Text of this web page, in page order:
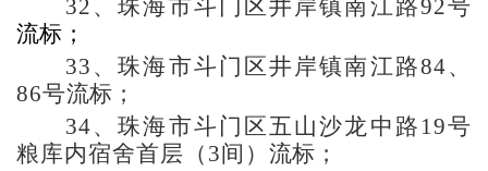
32 、珠海市斗门区井岸镇南江路92号
流标；
33 、珠海市斗门区井岸镇南江路84、
86号流标；
34、珠海市斗门区五山沙龙中路19号
粮库内宿舍首层（3间） 流标；